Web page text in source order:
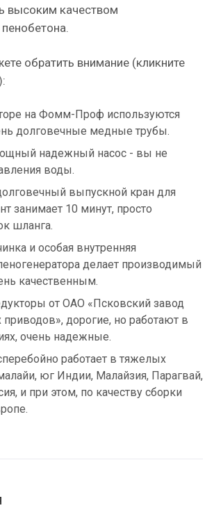
высоким качеством
обратить внимание (кликните
на Фомм-Проф используются
долговечные медные трубы.
надежный насос - вы не
воды.
выпускной кран для
занимает 10 минут, просто
шланга.
и особая внутренняя
делает производимый
качественным.
от ОАО «Псковский завод
приводов», дорогие, но работают в
очень надежные.
работает в тяжелых
юг Индии, Малайзия, Парагвай,
и при этом, по качеству сборки